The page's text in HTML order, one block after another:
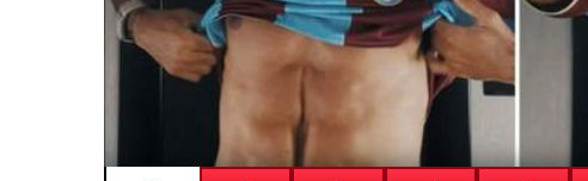
SICAK HABER
GÜNCEL HABERLER 0 YORUM
08.08.2026
Kelebek.Org İle Çevrim
Muhabbet Deneyimi